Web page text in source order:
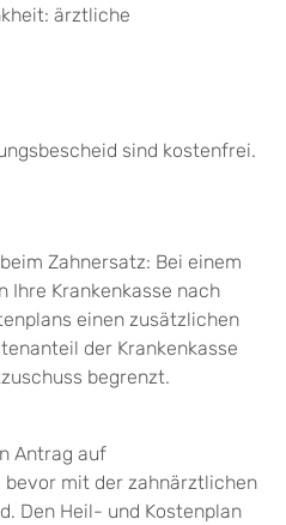
ärztliche
sind kostenfrei.
Zahnersatz: Bei einem
Ihre Krankenkasse nach
einen zusätzlichen
der Krankenkasse
begrenzt.
Antrag auf
bevor mit der zahnärztlichen
Den Heil- und Kostenplan